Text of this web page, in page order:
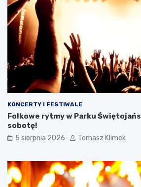
KONCERTY I FESTIWALE
Folkowe rytmy w Parku
sobotę!
5 sierpnia 2026 Tomasz Klimek